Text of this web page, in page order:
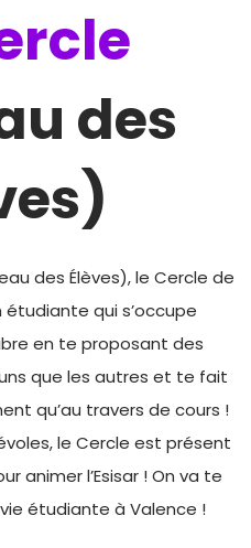
des
des Élèves), le Cercle de
étudiante qui s’occupe
en te proposant des
que les autres et te fait
qu’au travers de cours !
le Cercle est présent
animer l’Esisar ! On va te
étudiante à Valence !